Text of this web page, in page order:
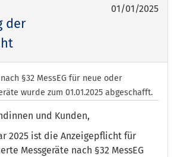
01/01/2025
der
§32 MessEG für neue oder
wurde zum 01.01.2025 abgeschafft.
und Kunden,
2025 ist die Anzeigepflicht für
Messgeräte nach §32 MessEG